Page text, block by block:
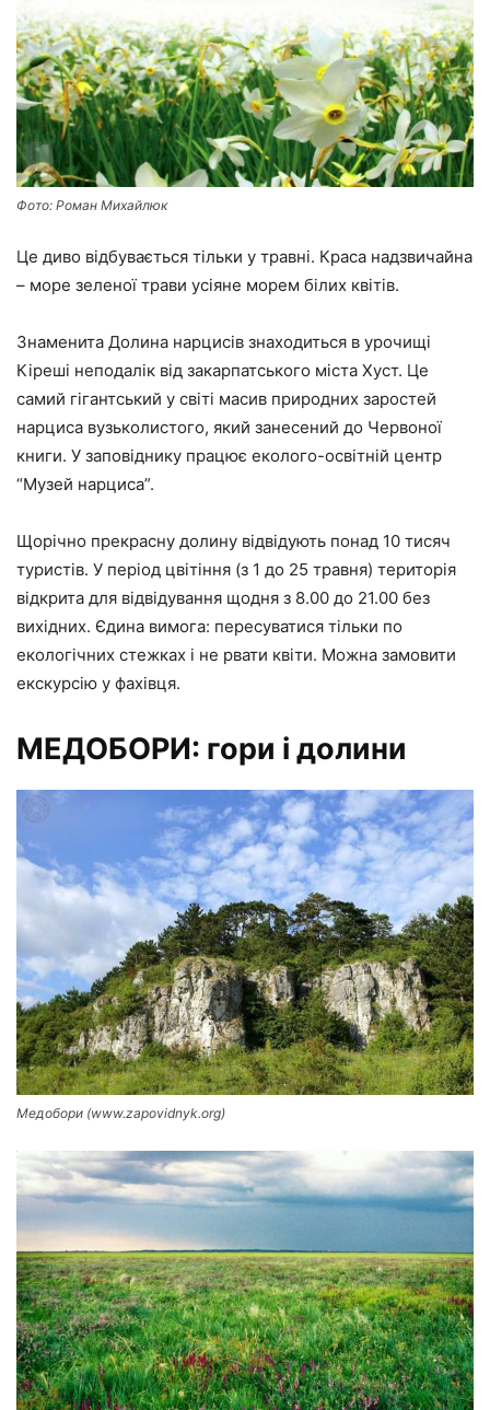
Фото: Роман Михайлюк
Це диво відбувається тільки у травні. Краса надзвичайна
– море зеленої трави усіяне морем білих квітів.
Знаменита Долина нарцисів знаходиться в урочищі
Кіреші неподалік від закарпатського міста Хуст. Це
самий гігантський у світі масив природних заростей
нарциса вузьколистого, який занесений до Червоної
книги. У заповіднику працює еколого-освітній центр
“Музей нарциса”.
Щорічно прекрасну долину відвідують понад 10 тисяч
туристів. У період цвітіння (з 1 до 25 травня) територія
відкрита для відвідування щодня з 8.00 до 21.00 без
вихідних. Єдина вимога: пересуватися тільки по
екологічних стежках і не рвати квіти. Можна замовити
екскурсію у фахівця.
МЕДОБОРИ: гори і долини
Медобори (www.zapovidnyk.org)